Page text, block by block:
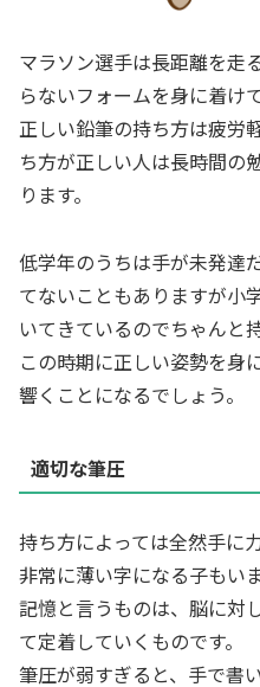
マラソン選手は長距離を走
らないフォームを身に着け
正しい鉛筆の持ち方は疲労
ち方が正しい人は長時間の
ります。
低学年のうちは手が未発達
てないこともありますが小
いてきているのでちゃんと
この時期に正しい姿勢を身
響くことになるでしょう。
適切な筆圧
持ち方によっては全然手に
非常に薄い字になる子もいま
記憶と言うものは、脳に対
て定着していくものです。
筆圧が弱すぎると、手で書